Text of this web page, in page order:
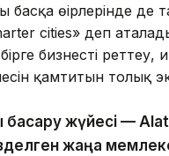
басқа өңірлерінде
cities» деп
бизнесті
қамтитын толық
жүйесі —
жаңа